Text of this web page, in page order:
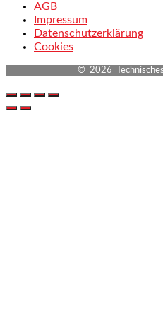
AGB
Impressum
Datenschutzerklärung
Cookies
© 2026